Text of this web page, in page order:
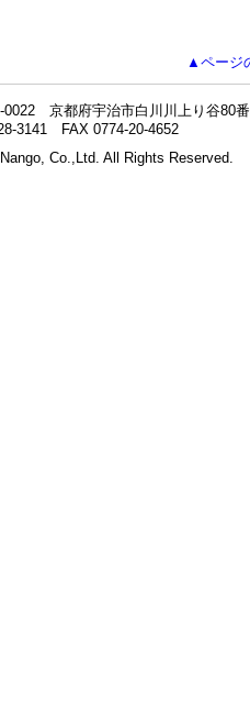
▲ページ
京都府宇治市白川川上り谷80
3141 FAX 0774-20-4652
Co.,Ltd. All Rights Reserved.